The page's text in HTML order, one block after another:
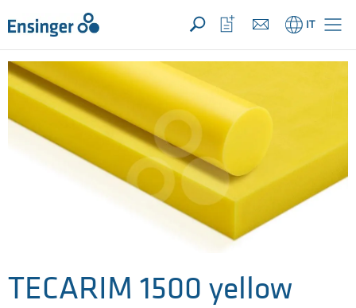
LA TUA RICHIESTA ({{productCount}} Prodotti)APRI
Pagina
iniziale
IT
Apri
la
lista
dei
TECARIM 1500 yellow